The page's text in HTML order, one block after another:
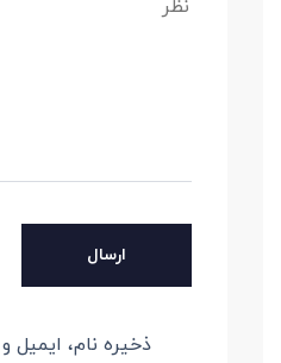
ذخیره نام، ایمیل